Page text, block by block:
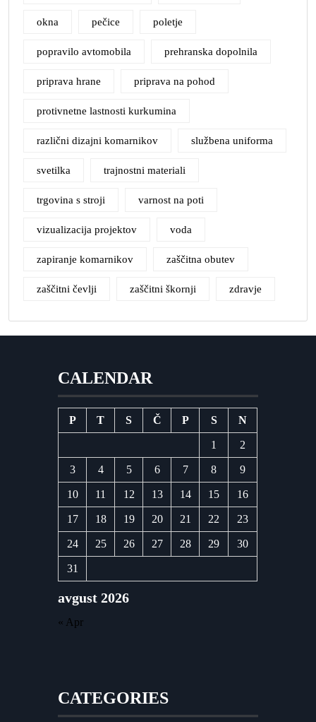
okna pečice poletje
popravilo avtomobila prehranska dopolnila
priprava hrane priprava na pohod
protivnetne lastnosti kurkumina
različni dizajni komarnikov službena uniforma
svetilka trajnostni materiali
trgovina s stroji varnost na poti
vizualizacija projektov voda
zapiranje komarnikov zaščitna obutev
zaščitni čevlji zaščitni škornji zdravje
CALENDAR
avgust 2026
P T S Č P S N
1 2
3 4 5 6 7 8 9
10 11 12 13 14 15 16
17 18 19 20 21 22 23
24 25 26 27 28 29 30
31
« Apr
CATEGORIES